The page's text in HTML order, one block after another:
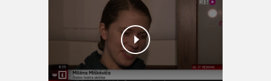
Anna Auziņa romānā “Mājoklis”
atstāj seksu ar tā fizioloģiskajiem
smalkumiem ikdienišķumā,
neuzklājot tam izskaistinājuma
glancēto kārtu. Pagājušā gadsimta
90. gadu atpazīstamajās reālijās